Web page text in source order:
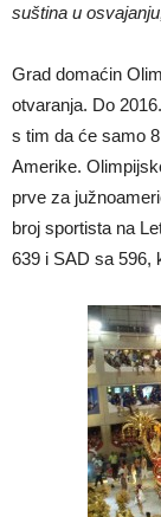
suština u
Grad domaćin
otvaranja. Do
s tim da će samo
Amerike.
prve za
broj sportista na
639 i SAD sa 596,